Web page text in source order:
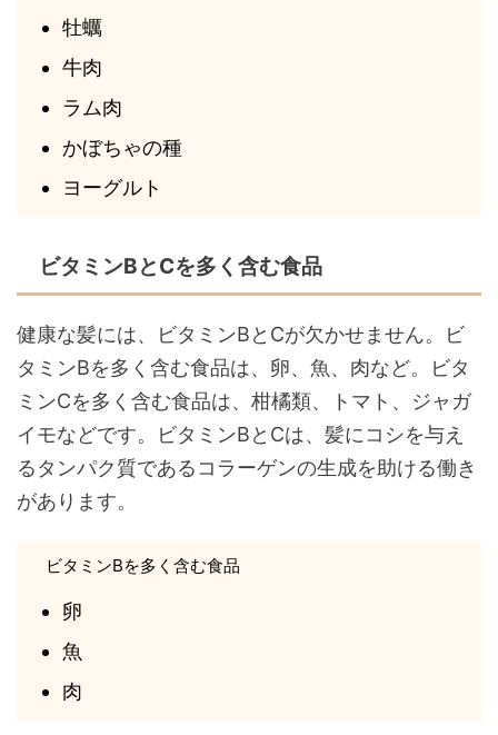
牡蠣
牛肉
ラム肉
かぼちゃの種
ヨーグルト
ビタミンBとCを多く含む食品
健康な髪には、ビタミンBとCが欠かせません。ビ
タミンBを多く含む食品は、卵、魚、肉など。ビタ
ミンCを多く含む食品は、柑橘類、トマト、ジャガ
イモなどです。ビタミンBとCは、髪にコシを与え
るタンパク質であるコラーゲンの生成を助ける働き
があります。
ビタミンBを多く含む食品
卵
魚
肉